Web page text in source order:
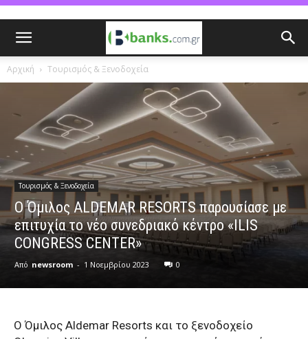
Αρχική Τουρισμός & Ξενοδοχεία
Τουρισμός & Ξενοδοχεία
O Όμιλος ALDEMAR RESORTS παρουσίασε με
επιτυχία το νέο συνεδριακό κέντρο «ILIS
CONGRESS CENTER»
Από newsroom - 1 Νοεμβρίου 2023 0
Ο Όμιλος Aldemar Resorts και το ξενοδοχείο